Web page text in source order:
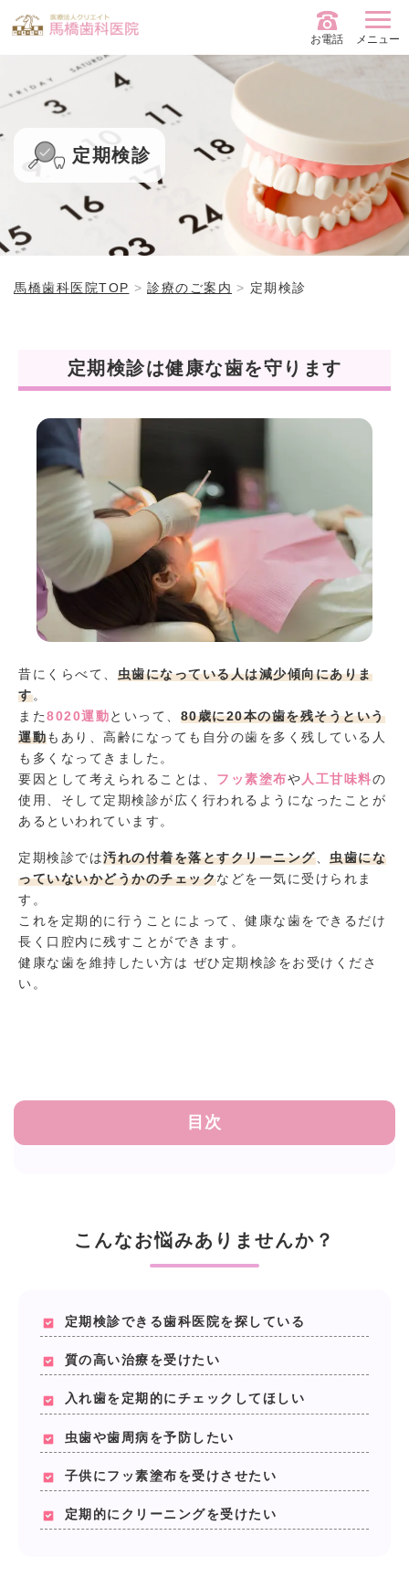
お電話 メニュー
定期検診
馬橋歯科医院TOP 診療のご案内 定期検診
定期検診は健康な歯を守ります
昔にくらべて、 虫歯になっている人は減少傾向にありま
す。
また8020運動といって、 80歳に20本の歯を残そうという
運動もあり、高齢になっても自分の歯を多く残している人
も多くなってきました。
要因として考えられることは、 フッ素塗布や 人工甘味料の
使用、そして定期検診が広く行われるようになったことが
あるといわれています。
定期検診では汚れの付着を落とすクリーニング、 虫歯にな
っていないかどうかのチェックなどを一気に受けられま
す。
これを定期的に行うことによって、健康な歯をできるだけ
長く口腔内に残すことができます。
健康な歯を維持したい方は ぜひ定期検診をお受けくださ
い。
目次
こんなお悩みありませんか？
定期検診できる歯科医院を探している
質の高い治療を受けたい
入れ歯を定期的にチェックしてほしい
虫歯や歯周病を予防したい
子供にフッ素塗布を受けさせたい
定期的にクリーニングを受けたい